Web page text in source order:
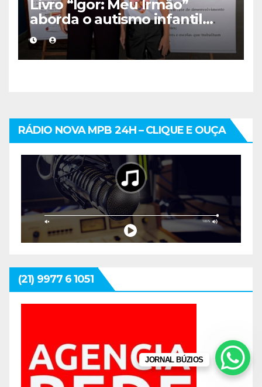
Livro “Igor: Meu Irmão”
aborda o autismo infantil
com sensibilidade e olhar
familiar
RÁDIO NOVA MPB 24H – CLIQUE E OUÇA
(21) 9977 6 1051
JORNAL BÚZIOS